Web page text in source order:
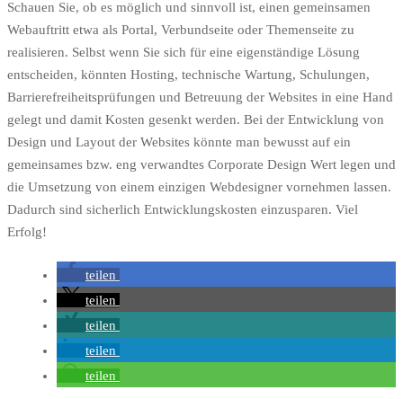
Schauen Sie, ob es möglich und sinnvoll ist, einen gemeinsamen
Webauftritt etwa als Portal, Verbundseite oder Themenseite zu
realisieren. Selbst wenn Sie sich für eine eigenständige Lösung
entscheiden, könnten Hosting, technische Wartung, Schulungen,
Barrierefreiheitsprüfungen und Betreuung der Websites in eine Hand
gelegt und damit Kosten gesenkt werden. Bei der Entwicklung von
Design und Layout der Websites könnte man bewusst auf ein
gemeinsames bzw. eng verwandtes Corporate Design Wert legen und
die Umsetzung von einem einzigen Webdesigner vornehmen lassen.
Dadurch sind sicherlich Entwicklungskosten einzusparen. Viel
Erfolg!
teilen
teilen
teilen
teilen
teilen